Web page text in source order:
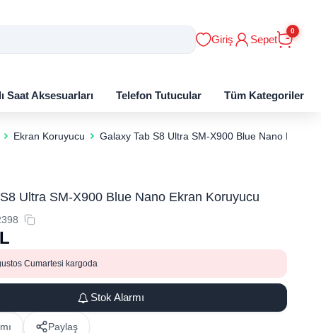
Giriş Sepet
0
Saat Aksesuarları Telefon Tutucular Tüm Kategoriler
Ekran Koruyucu Galaxy Tab S8 Ultra SM-X900 Blue Nano Ekran
Ultra SM-X900 Blue Nano Ekran Koruyucu
Cumartesi kargoda
Stok Alarmı
Paylaş